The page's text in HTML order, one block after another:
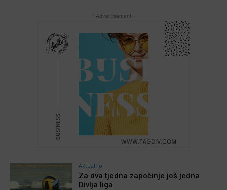
- Advertisement -
Aktualno
Za dva tjedna započinje još jedna
Divlja liga